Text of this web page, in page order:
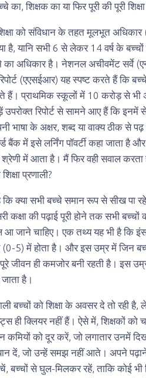
शिक्षक का या फिर पूरी की पूरी शिक्षा
को संविधान के तहत मूलभूत अधिकार
है, यानि सभी 6 से लेकर 14 वर्ष के
का अधिकार है। नेशनल अचीवमेंट सर्वे
(एएसईआर) यह स्पष्ट करते हैं कि
हैं। प्राथमिक स्कूलों में 10 करोड़ से भी
रिपोर्ट से सामने आए हैं कि
भाषा के अक्षर, शब्द या वाक्य ठीक से पढ़
बैंक में इसे लर्निंग पॉवर्टी कहा जाता है
श्रेणी में आता है। मैं फिर वही सवाल करता
प्रणाली?
क्या सभी बच्चे समान रूप से सीख पा रहे
कक्षा की पढ़ाई पूरी होने तक सभी
आ जाने चाहिए। एक तथ्य यह भी है कि
5) में होता है। और इस उम्र में जिन
जीवन ही कमजोर बनी रहती है। इस
है।
बच्चों को शिक्षा के अवसर दे तो रही
ही क्लियर नहीं हैं। ऐसे में, शिक्षकों को
को दूर करें, जो लगातार उनमें
दें, जो उन्हें समझ नहीं आते। अपने
बच्चों से घुल-मिलकर रहें, ताकि कोई